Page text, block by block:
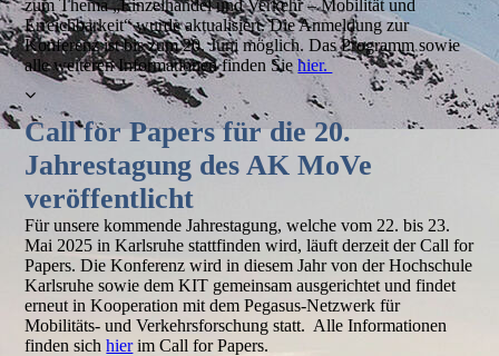
zum Thema „Einzelhandel und Verkehr – Mobilität und
Erreichbarkeit“ wurde aktualisiert. Die Anmeldung zur
Konferenz ist bis zum 20. Juni möglich. Das Programm sowie
alle weiteren Informationen finden Siehier.
Call for Papers für die 20.
Jahrestagung des AK MoVe
veröffentlicht
Für unsere kommende Jahrestagung, welche vom 22. bis 23.
Mai 2025 in Karlsruhe stattfinden wird, läuft derzeit der Call for
Papers. Die Konferenz wird in diesem Jahr von der Hochschule
Karlsruhe sowie dem KIT gemeinsam ausgerichtet und findet
erneut in Kooperation mit dem Pegasus-Netzwerk für
Mobilitäts- und Verkehrsforschung statt. Alle Informationen
finden sichhierim Call for Papers.